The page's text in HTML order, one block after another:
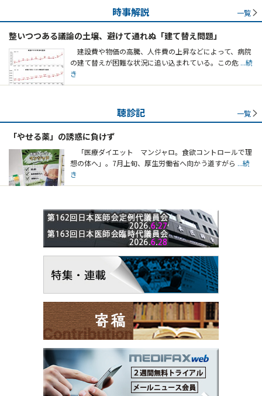
時事解説 一覧
整いつつある議論の土壌、避けて通れぬ「建て替え問題」
建設費や物価の高騰、人件費の上昇などによって、病院
の建て替えが困難な状況に追い込まれている。この危 ...続
き
聴診記 一覧
「やせる薬」の誘惑に負けず
「医療ダイエット マンジャロ。食欲コントロールで理
想の体へ」。7月上旬、厚生労働省へ向かう道すがら ...続
き